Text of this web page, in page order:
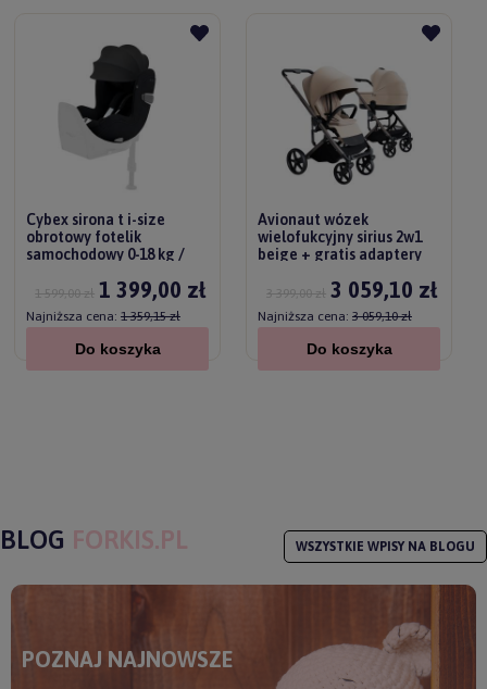
Cybex sirona t i-size
obrotowy fotelik
samochodowy 0-18 kg /
1 399,00 zł
1 599,00 zł
Najniższa cena: 1 359,15 zł
Do koszyka
Avionaut wózek
wielofukcyjny sirius 2w1
beige + gratis adaptery
3 059,10 zł
3 399,00 zł
Najniższa cena: 3 059,10 zł
Do koszyka
BLOG FORKIS.PL WSZYSTKIE WPISY NA BLOGU
POZNAJ NAJNOWSZE